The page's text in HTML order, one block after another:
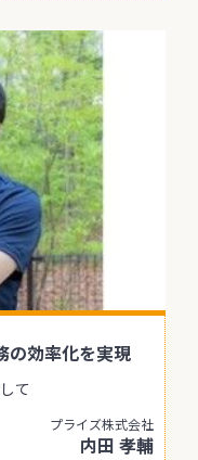
の効率化を実現
て
プライズ株式会社
内田 孝輔